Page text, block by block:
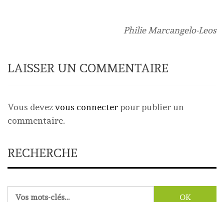
Philie Marcangelo-Leos
LAISSER UN COMMENTAIRE
Vous devezvous connecterpour publier un
commentaire.
RECHERCHE